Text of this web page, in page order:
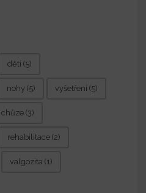
děti (5)
nohy (5) vyšetření (5)
chůze (3)
rehabilitace (2)
valgozita (1)